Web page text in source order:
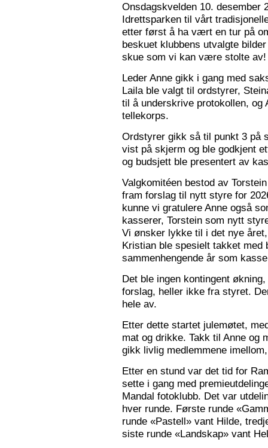
Onsdagskvelden 10. desember
Idrettsparken til vårt
etter først å ha vært en tur på
beskuet klubbens utvalgte
skue som vi kan være stolte av!
Leder Anne gikk i gang med
Laila ble valgt til ordstyrer,
til å underskrive protokollen, og
tellekorps.
Ordstyrer gikk så til punkt 3 på
vist på skjerm og ble godkjent
og budsjett ble presentert av
Valgkomitéen bestod av
fram forslag til nytt styre for
kunne vi gratulere Anne også
kasserer, Torstein som nytt
Vi ønsker lykke til i det nye
Kristian ble spesielt takket med
sammenhengende år som
Det ble ingen kontingent
forslag, heller ikke fra styret.
hele av.
Etter dette startet julemøtet,
mat og drikke. Takk til Anne og
gikk livlig medlemmene
Etter en stund var det tid for
sette i gang med
Mandal fotoklubb. Det var
hver runde. Første runde
runde «Pastell» vant Hilde,
siste runde «Landskap» vant